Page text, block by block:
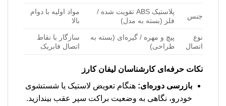
جنس
پلاستیک ABS تقویت شده /
فلز (بسته به مدل)
مواد اولیه با دوام
بالا
نوع
اتصال
پیچ و مهره / گیره‌ای (بسته به
طراحی)
سازگار با نقاط
اتصال فابریک
نکات حرفه‌ای کارشناسان لیفان کارز
بازرسی دوره‌ای: هنگام تعویض لاستیک یا شستشوی
خودرو، نگاهی به وضعیت براکت سپر عقب بیندازید.